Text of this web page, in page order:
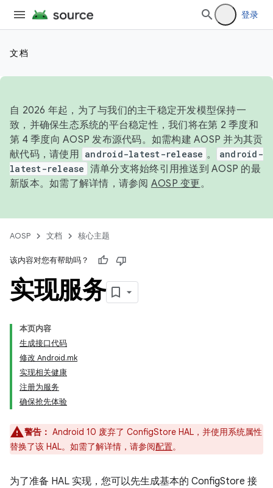
登录
文档
自 2026 年起，为了与我们的主干稳定开发模型保持一
致，并确保生态系统的平台稳定性，我们将在第 2 季度和
第 4 季度向 AOSP 发布源代码。如需构建 AOSP 并为其贡
献代码，请使用 android-latest-release 。
android-
latest-release 清单分支将始终引用推送到 AOSP 的最
新版本。如需了解详情，请参阅 AOSP 变更。
AOSP 文档 核心主题
该内容对您有帮助吗？
实现服务
本页内容
生成接口代码
修改 Android.mk
实现相关健康
注册为服务
确保抢先体验
警告： Android 10 废弃了 ConfigStore HAL，并使用系统属性
替换了该 HAL。如需了解详情，请参阅配置。
为了准备 HAL 实现，您可以先生成基本的 ConfigStore 接